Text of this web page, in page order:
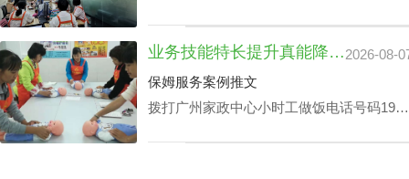
如家里老人家照护技能、小孩子看护、监督
孩子学习等，个体能量越高，家政公司越秀
小时工费用自然越高。
业务技能特长提升真能降广州家政中心护理孩子收费？2026-08-
保姆服务案例推文
拨打广州家政中心小时工做饭电话号码199-